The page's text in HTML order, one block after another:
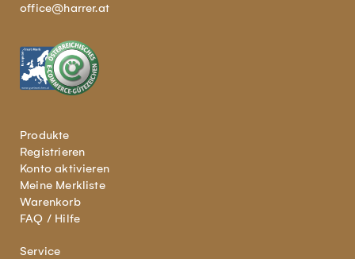
office@harrer.at
Produkte
Registrieren
Konto aktivieren
Meine Merkliste
Warenkorb
FAQ / Hilfe
Service